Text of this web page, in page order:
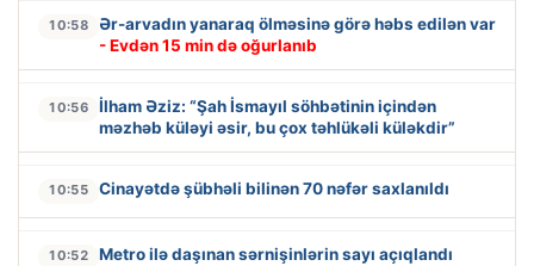
10:58
Ər-arvadın yanaraq ölməsinə görə həbs edilən var
- Evdən 15 min də oğurlanıb
10:56
İlham Əziz: “Şah İsmayıl söhbətinin içindən
məzhəb küləyi əsir, bu çox təhlükəli küləkdir”
10:55 Cinayətdə şübhəli bilinən 70 nəfər saxlanıldı
10:52 Metro ilə daşınan sərnişinlərin sayı açıqlandı